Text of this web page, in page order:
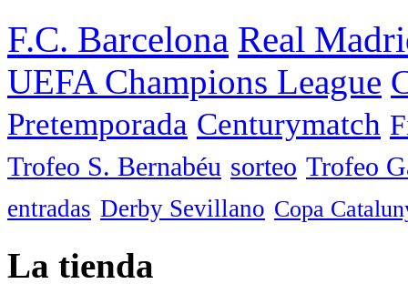
F.C. Barcelona Real
UEFA Champions League
Pretemporada Centurymatch
Trofeo S. Bernabéu sorteo Trofeo
entradas Derby Sevillano Copa
La tienda